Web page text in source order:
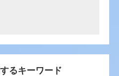
るキーワード